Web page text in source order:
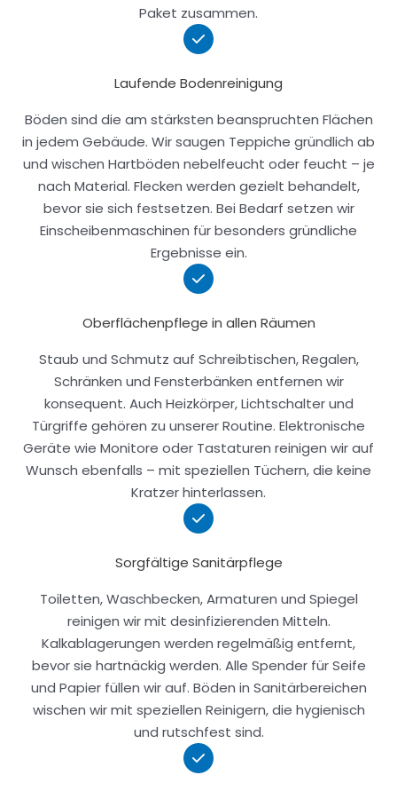
Paket zusammen.
Laufende Bodenreinigung
Böden sind die am stärksten beanspruchten Flächen
in jedem Gebäude. Wir saugen Teppiche gründlich ab
und wischen Hartböden nebelfeucht oder feucht – je
nach Material. Flecken werden gezielt behandelt,
bevor sie sich festsetzen. Bei Bedarf setzen wir
Einscheibenmaschinen für besonders gründliche
Ergebnisse ein.
Oberflächenpflege in allen Räumen
Staub und Schmutz auf Schreibtischen, Regalen,
Schränken und Fensterbänken entfernen wir
konsequent. Auch Heizkörper, Lichtschalter und
Türgriffe gehören zu unserer Routine. Elektronische
Geräte wie Monitore oder Tastaturen reinigen wir auf
Wunsch ebenfalls – mit speziellen Tüchern, die keine
Kratzer hinterlassen.
Sorgfältige Sanitärpflege
Toiletten, Waschbecken, Armaturen und Spiegel
reinigen wir mit desinfizierenden Mitteln.
Kalkablagerungen werden regelmäßig entfernt,
bevor sie hartnäckig werden. Alle Spender für Seife
und Papier füllen wir auf. Böden in Sanitärbereichen
wischen wir mit speziellen Reinigern, die hygienisch
und rutschfest sind.